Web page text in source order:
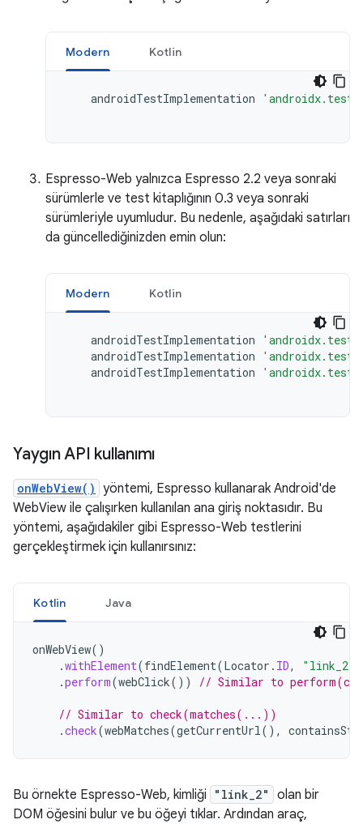
Modern Kotlin
androidTestImplementation
Espresso-Web yalnızca Espresso 2.2 veya sonraki
sürümlerle ve test kitaplığının 0.3 veya sonraki
sürümleriyle uyumludur. Bu nedenle, aşağıdaki satırları
da güncellediğinizden emin olun:
Modern Kotlin
androidTestImplementation
androidTestImplementation
androidTestImplementation
Yaygın API kullanımı
onWebView() yöntemi, Espresso kullanarak Android'de
WebView ile çalışırken kullanılan ana giriş noktasıdır. Bu
yöntemi, aşağıdakiler gibi Espresso-Web testlerini
gerçekleştirmek için kullanırsınız:
Kotlin Java
onWebView()
.withElement(findElement(Locator . ID, "link_2"
.perform(webClick()) // Similar to
// Similar to check(matches(...))
.check(webMatches(getCurrentUrl(),
Bu örnekte Espresso-Web, kimliği "link_2"
olan bir
DOM öğesini bulur ve bu öğeyi tıklar. Ardından araç,